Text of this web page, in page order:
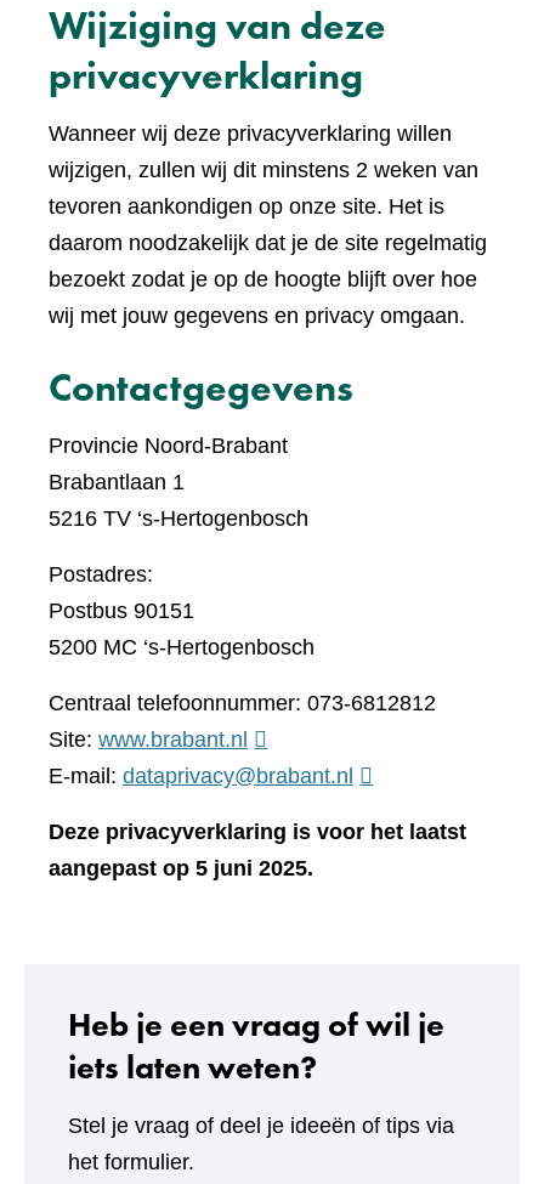
Wijziging van deze
privacyverklaring
Wanneer wij deze privacyverklaring willen
wijzigen, zullen wij dit minstens 2 weken van
tevoren aankondigen op onze site. Het is
daarom noodzakelijk dat je de site regelmatig
bezoekt zodat je op de hoogte blijft over hoe
wij met jouw gegevens en privacy omgaan.
Contactgegevens
Provincie Noord-Brabant
Brabantlaan 1
5216 TV ‘s-Hertogenbosch
Postadres:
Postbus 90151
5200 MC ‘s-Hertogenbosch
Centraal telefoonnummer: 073-6812812
Site: www.brabant.nl (verwijst
naar
andere
E-mail: dataprivacy@brabant.nl
Deze privacyverklaring is voor het laatst
aangepast op 5 juni 2025.
Heb je een vraag of wil je
iets laten weten?
Stel je vraag of deel je ideeën of tips via
het formulier.